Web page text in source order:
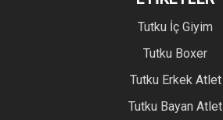
Tutku İç Giyim
Tutku Boxer
Tutku Erkek Atlet
Tutku Bayan Atlet